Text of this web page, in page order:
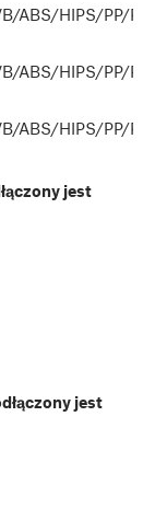
ABS/HIPS/PP/
ABS/HIPS/PP/
ABS/HIPS/PP/
jest
jest